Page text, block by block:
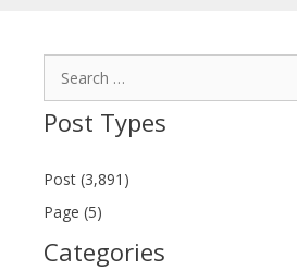
Post Types
Post (3,891)
Page (5)
Categories